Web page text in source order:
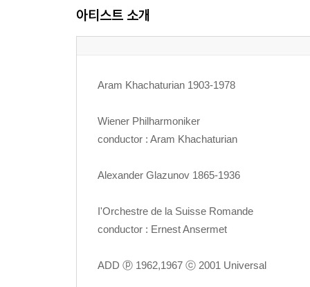
아티스트 소개
Aram Khachaturian 1903-1978
Wiener Philharmoniker
conductor : Aram Khachaturian
Alexander Glazunov 1865-1936
I'Orchestre de la Suisse Romande
conductor : Ernest Ansermet
ADD ⓟ 1962,1967 ⓒ 2001 Universal